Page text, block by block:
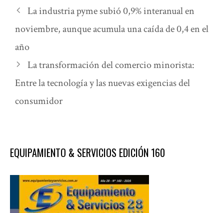
La industria pyme subió 0,9% interanual en
noviembre, aunque acumula una caída de 0,4 en el
año
La transformación del comercio minorista:
Entre la tecnología y las nuevas exigencias del
consumidor
EQUIPAMIENTO & SERVICIOS EDICIÓN 160